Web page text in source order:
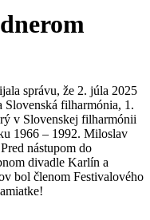
správu, že 2. júla 2025
Slovenská filharmónia, 1.
v Slovenskej filharmónii
1966 – 1992. Miloslav
nástupom do
divadle Karlín a
bol členom Festivalového